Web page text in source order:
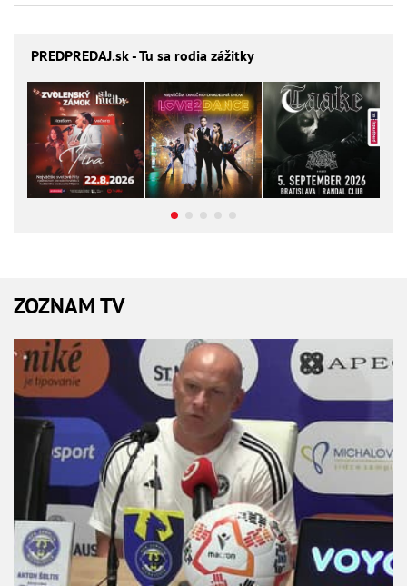
PREDPREDAJ.sk - Tu sa rodia zážitky
ZOZNAM TV